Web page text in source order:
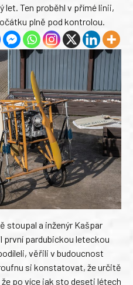
let. Ten proběhl v přímé linii,
plně pod kontrolou.
stoupal a inženýr Kašpar
pardubickou leteckou
věřili v budoucnost
si konstatovat, že určitě
po více jak sto deseti létech